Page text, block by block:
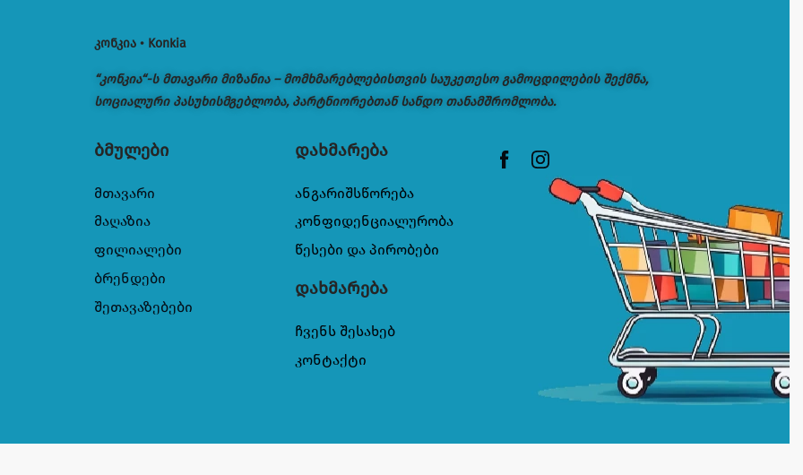
კონკია • Konkia
“კონკია“-ს მთავარი მიზანია – მომხმარებლებისთვის საუკეთესო გამოცდილების შექმნა,
სოციალური პასუხისმგებლობა, პარტნიორებთან სანდო თანამშრომლობა.
ბმულები
მთავარი
მაღაზია
ფილიალები
ბრენდები
შეთავაზებები
დახმარება
ანგარიშსწორება
კონფიდენციალურობა
წესები და პირობები
დახმარება
ჩვენს შესახებ
კონტაქტი